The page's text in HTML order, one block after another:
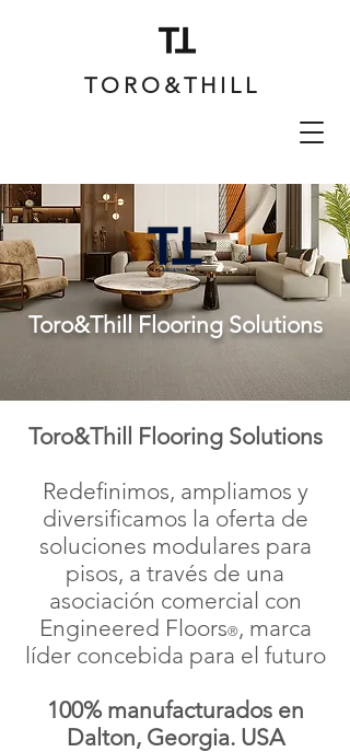
TORO&THILL
Toro&Thill Flooring Solutions
Toro&Thill Flooring Solutions
Redefinimos, ampliamos y
diversificamos la oferta de
soluciones modulares para
pisos, a través de una
asociación comercial con
Engineered Floors®, marca
líder concebida para el futuro
100% manufacturados en
Dalton, Georgia. USA